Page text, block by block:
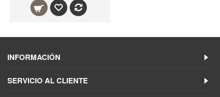
INFORMACIÓN
SERVICIO AL CLIENTE